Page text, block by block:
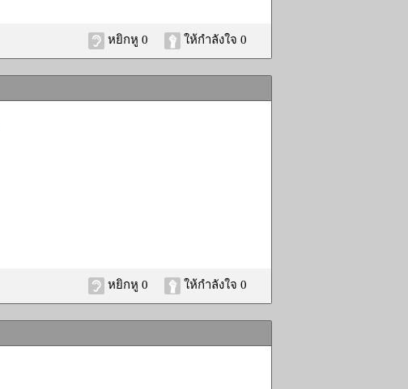
ให้กำลังใจ 0
หยิกหู 0
ให้กำลังใจ 0
หยิกหู 0